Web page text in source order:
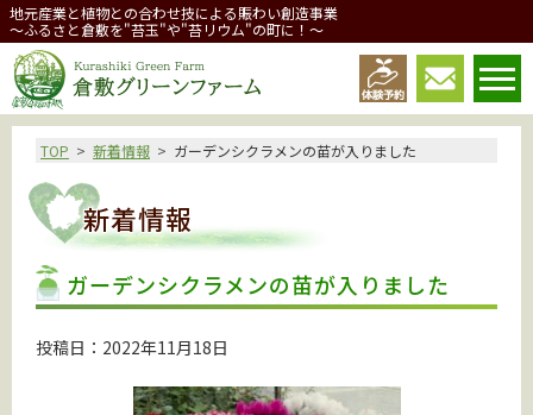
地元産業と植物との合わせ技による賑わい創造事業
～ふるさと倉敷を"苔玉"や"苔リウム"の町に！～
倉敷グリーンファーム
TOP 新着情報 ガーデンシクラメンの苗が入りました
新着情報
ガーデンシクラメンの苗が入りました
投稿日：2022年11月18日